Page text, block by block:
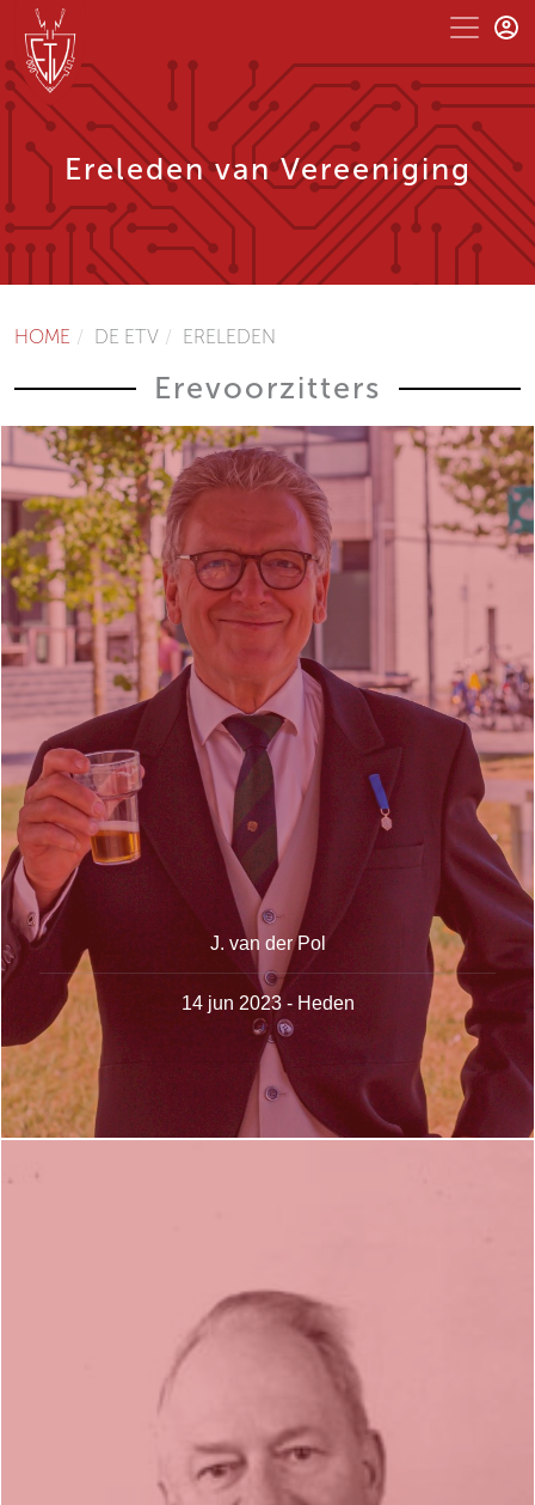
Ereleden van Vereeniging
HOME DE ETV ERELEDEN
Erevoorzitters
J. van der Pol
14 jun 2023 - Heden